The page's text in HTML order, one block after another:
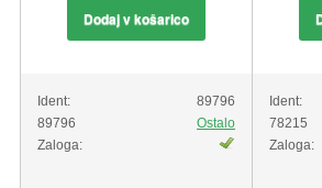
Dodaj v košarico
Ident:
89796
89796
Ostalo
Zaloga:
Ident:
78215
Zaloga: